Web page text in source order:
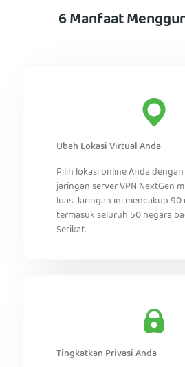
6 Manfaat
Ubah Lokasi Virtual Anda
Pilih lokasi online Anda
jaringan server VPN NextGen
luas. Jaringan ini mencakup 90
termasuk seluruh 50 negara
Serikat.
Tingkatkan Privasi Anda